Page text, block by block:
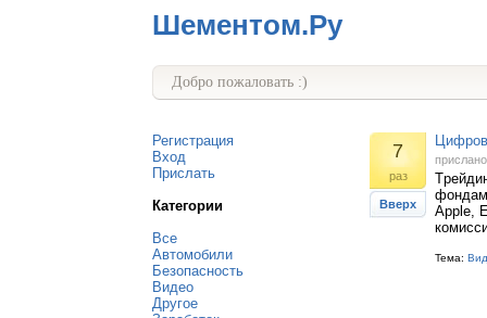
Шементом.Ру
Добро пожаловать :)
Регистрация
Вход
Прислать
Категории
Все
Автомобили
Безопасность
Видео
Другое
7
раз
Вверх
Apple,
Тема: